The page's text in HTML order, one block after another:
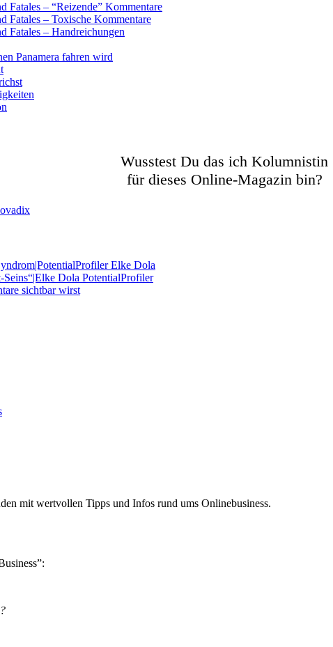
Fatales – “Reizende” Kommentare
Fatales – Toxische Kommentare
Fatales – Handreichungen
Panamera fahren wird
Wusstest Du das ich Kolumnistin
für dieses Online-Magazin bin?
Elke Dola
Seins“|Elke Dola PotentialProfiler
sichtbar wirst
mit wertvollen Tipps und Infos rund ums Onlinebusiness.